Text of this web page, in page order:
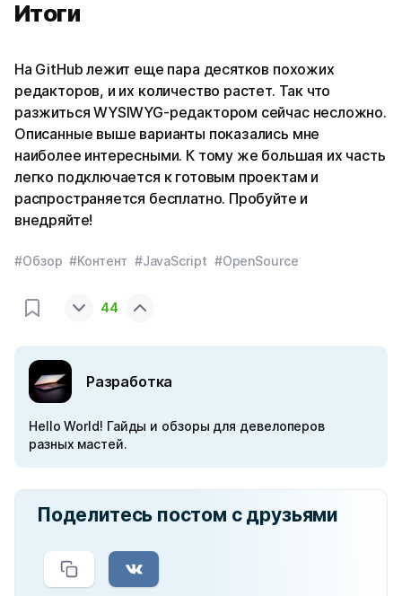
Итоги
На GitHub лежит еще пара десятков похожих
редакторов, и их количество растет. Так что
разжиться WYSIWYG-редактором сейчас несложно.
Описанные выше варианты показались мне
наиболее интересными. К тому же большая их часть
легко подключается к готовым проектам и
распространяется бесплатно. Пробуйте и
внедряйте!
#Обзор #Контент #JavaScript #OpenSource
44
Разработка
Hello World! Гайды и обзоры для девелоперов
разных мастей.
Поделитесь постом с друзьями